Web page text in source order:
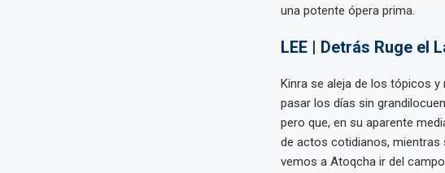
una potente ópera prima.
LEE | Detrás Ruge el
Kinra se aleja de los tópicos
pasar los días sin
pero que, en su aparente
de actos cotidianos, mientras
vemos a Atoqcha ir del